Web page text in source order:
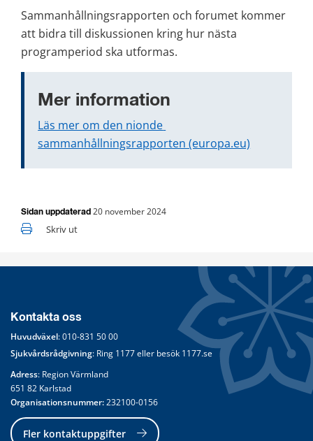
Sammanhållningsrapporten och forumet kommer
att bidra till diskussionen kring hur nästa
programperiod ska utformas.
Mer information
Läs mer om den nionde
sammanhållningsrapporten (europa.eu)
Sidan uppdaterad 20 november 2024
Skriv ut
Kontakta oss
Huvudväxel: 010-831 50 00
Sjukvårdsrådgivning: Ring 1177 eller besök 1177.se
Adress: Region Värmland
651 82 Karlstad
Organisationsnummer: 232100-0156
Fler kontaktuppgifter